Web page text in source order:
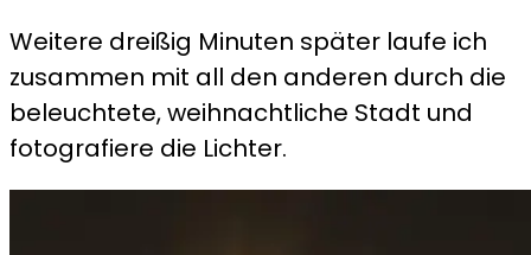
Weitere dreißig Minuten später laufe ich
zusammen mit all den anderen durch die
beleuchtete, weihnachtliche Stadt und
fotografiere die Lichter.